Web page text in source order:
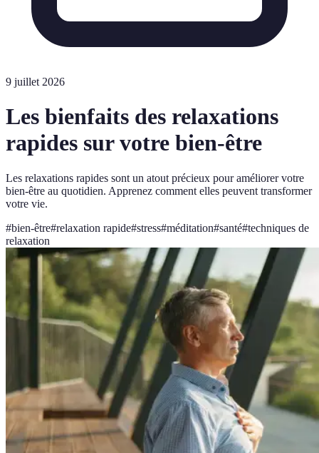
9 juillet 2026
Les bienfaits des relaxations
rapides sur votre bien-être
Les relaxations rapides sont un atout précieux pour améliorer votre
bien-être au quotidien. Apprenez comment elles peuvent transformer
votre vie.
#bien-être#relaxation rapide#stress#méditation#santé#techniques de
relaxation